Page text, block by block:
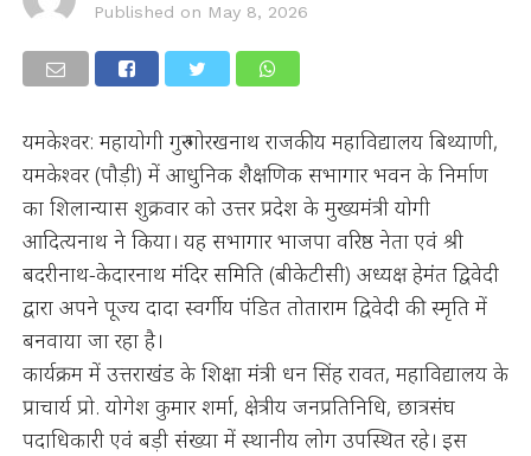
Published on May 8, 2026
यमकेश्वर: महायोगी गुरु गोरखनाथ राजकीय महाविद्यालय बिथ्याणी,
यमकेश्वर (पौड़ी) में आधुनिक शैक्षणिक सभागार भवन के निर्माण
का शिलान्यास शुक्रवार को उत्तर प्रदेश के मुख्यमंत्री योगी
आदित्यनाथ ने किया। यह सभागार भाजपा वरिष्ठ नेता एवं श्री
बदरीनाथ-केदारनाथ मंदिर समिति (बीकेटीसी) अध्यक्ष हेमंत द्विवेदी
द्वारा अपने पूज्य दादा स्वर्गीय पंडित तोताराम द्विवेदी की स्मृति में
बनवाया जा रहा है।
कार्यक्रम में उत्तराखंड के शिक्षा मंत्री धन सिंह रावत, महाविद्यालय के
प्राचार्य प्रो. योगेश कुमार शर्मा, क्षेत्रीय जनप्रतिनिधि, छात्रसंघ
पदाधिकारी एवं बड़ी संख्या में स्थानीय लोग उपस्थित रहे। इस